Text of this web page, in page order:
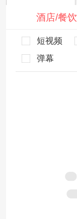
酒店/餐饮
短视频
弹幕